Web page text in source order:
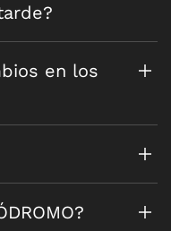
en los